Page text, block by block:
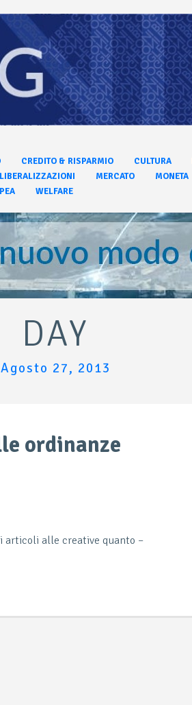
CREDITO & RISPARMIO CULTURA
LIBERALIZZAZIONI MERCATO MONETA
WELFARE
DAY
Agosto 27, 2013
ordinanze
articoli alle creative quanto –